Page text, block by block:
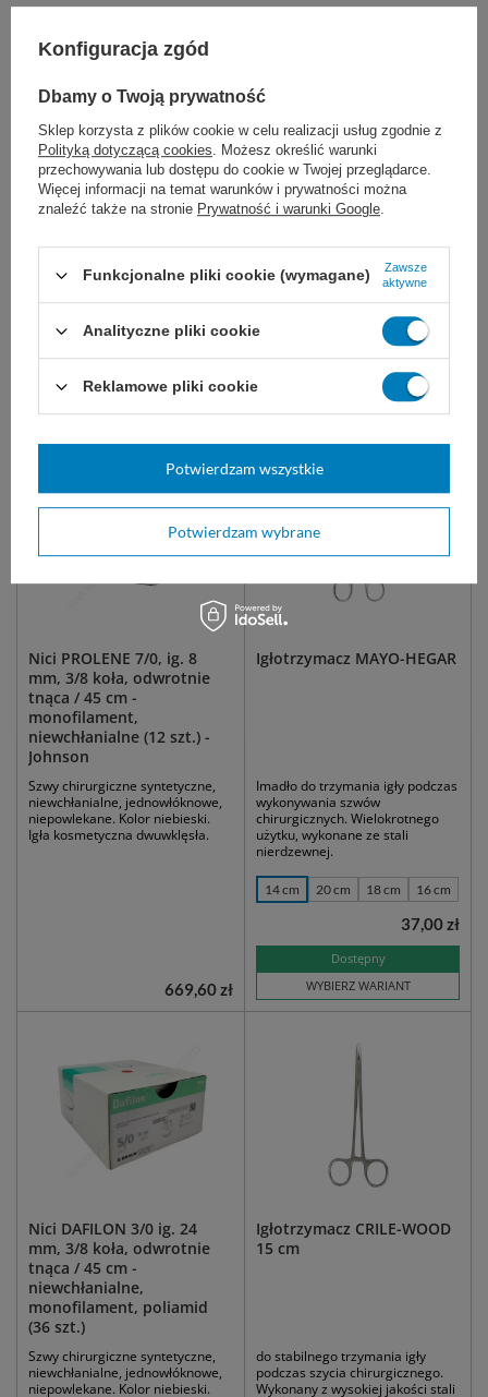
Grubość szwu
Kształt igły
3/8 koła
Typ igły
odwrotnie tnąca
Kolor nici
niebieskie
Wsparcie rany
stałe
Zakończenie igły
ostra
Zobacz podobne:
Nici PROLENE 7/0, ig. 8
mm, 3/8 koła, odwrotnie
tnąca / 45 cm -
monofilament,
niewchłanialne (12 szt.) -
Johnson
Szwy chirurgiczne syntetyczne,
niewchłanialne, jednowłóknowe,
niepowlekane. Kolor niebieski.
Igła kosmetyczna dwuwklęsła.
669,60 zł
Igłotrzymacz MAYO-HEGAR
Imadło do trzymania igły podczas
wykonywania szwów
chirurgicznych. Wielokrotnego
użytku, wykonane ze stali
nierdzewnej.
14 cm 20 cm 18 cm 16 cm
Dostępny
WYBIERZ WARIANT
37,00 zł
Nici DAFILON 3/0 ig. 24
mm, 3/8 koła, odwrotnie
tnąca / 45 cm -
niewchłanialne,
monofilament, poliamid
(36 szt.)
Szwy chirurgiczne syntetyczne,
niewchłanialne, jednowłóknowe,
niepowlekane. Kolor niebieski.
Igłotrzymacz CRILE-WOOD
15 cm
do stabilnego trzymania igły
podczas szycia chirurgicznego.
Wykonany z wysokiej jakości stali
Konfiguracja zgód
Dbamy o Twoją prywatność
Sklep korzysta z plików cookie w celu realizacji usług zgodnie z
Polityką dotyczącą cookies. Możesz określić warunki
przechowywania lub dostępu do cookie w Twojej przeglądarce.
Więcej informacji na temat warunków i prywatności można
znaleźć także na stronie Prywatność i warunki Google.
Funkcjonalne pliki cookie (wymagane)
Zawsze
aktywne
Analityczne pliki cookie
Reklamowe pliki cookie
Potwierdzam wybrane
Potwierdzam wszystkie